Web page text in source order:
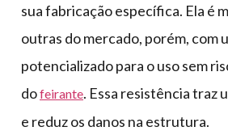
sua fabricação específica. Ela é
outras do mercado, porém, com
potencializado para o uso sem
dofeirante. Essa resistência traz
e reduz os danos na estrutura.